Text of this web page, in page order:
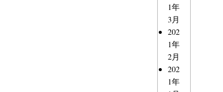
1年
3月
202
1年
2月
202
1年